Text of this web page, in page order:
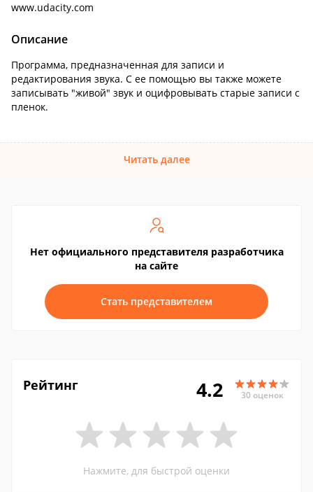
www.udacity.com
Описание
Программа, предназначенная для записи и
редактирования звука. С ее помощью вы также можете
записывать "живой" звук и оцифровывать старые записи с
пленок.
Читать далее
Нет официального представителя разработчика
на сайте
Стать представителем
Рейтинг 4.2 30 оценок
Нажмите, для быстрой оценки